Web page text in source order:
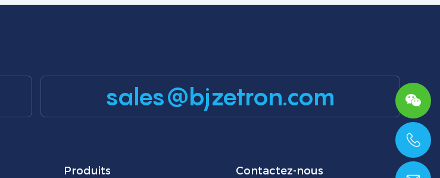
sales@bjzetron.com
Produits Contactez-nous